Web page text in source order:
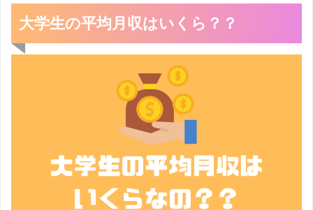
大学生の平均月収はいくら？？